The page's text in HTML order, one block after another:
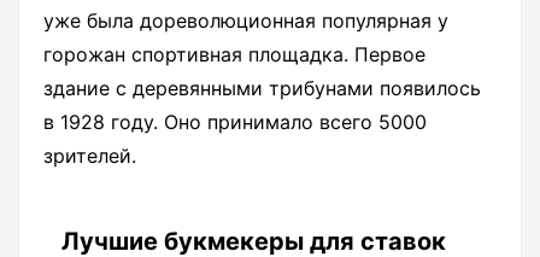
уже была дореволюционная популярная у
горожан спортивная площадка. Первое
здание с деревянными трибунами появилось
в 1928 году. Оно принимало всего 5000
зрителей.
Лучшие букмекеры для ставок